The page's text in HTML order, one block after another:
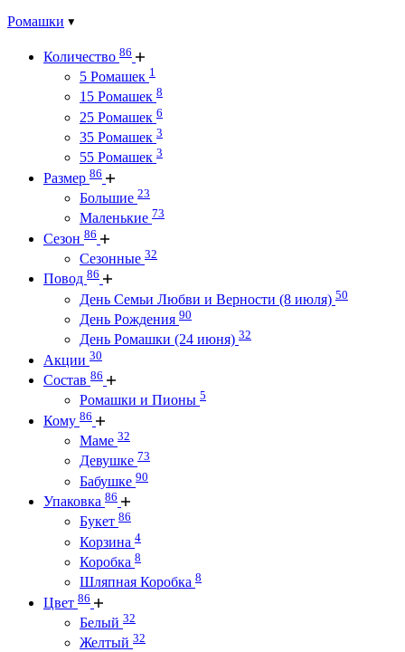
Ромашки
Количество 86
5 Ромашек 1
15 Ромашек 8
25 Ромашек 6
35 Ромашек 3
55 Ромашек 3
Размер 86
Большие 23
Маленькие 73
Сезон 86
Сезонные 32
Повод 86
День Семьи Любви и Верности (8 июля) 50
День Рождения 90
День Ромашки (24 июня) 32
Акции 30
Состав 86
Ромашки и Пионы 5
Кому 86
Маме 32
Девушке 73
Бабушке 90
Упаковка 86
Букет 86
Корзина 4
Коробка 8
Шляпная Коробка 8
Цвет 86
Белый 32
Желтый 32